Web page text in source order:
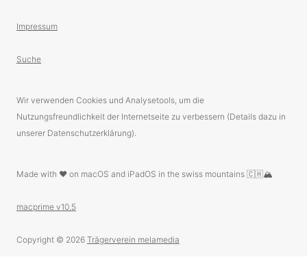
Impressum
Suche
Wir verwenden Cookies und Analysetools, um die
Nutzungsfreundlichkeit der Internetseite zu verbessern (Details dazu in
unserer Datenschutzerklärung).
Made with ❤️ on macOS and iPadOS in the swiss mountains 🇨🇭🏔
macprime v10.5
Copyright © 2026 Trägerverein melamedia